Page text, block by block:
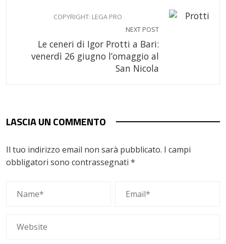
COPYRIGHT: LEGA PRO
NEXT POST
Le ceneri di Igor Protti a Bari:
venerdì 26 giugno l’omaggio al
San Nicola
LASCIA UN COMMENTO
Il tuo indirizzo email non sarà pubblicato. I campi
obbligatori sono contrassegnati *